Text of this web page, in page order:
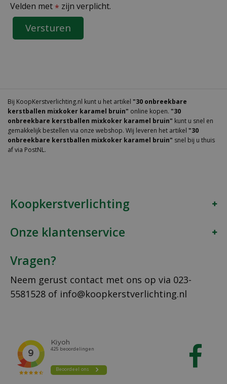
Velden met * zijn verplicht.
Bij KoopKerstverlichting.nl kunt u het artikel "30 onbreekbare
kerstballen mixkoker karamel bruin" online kopen. "30
onbreekbare kerstballen mixkoker karamel bruin" kunt u snel en
gemakkelijk bestellen via onze webshop. Wij leveren het artikel "30
onbreekbare kerstballen mixkoker karamel bruin" snel bij u thuis
af via PostNL.
Koopkerstverlichting
Onze klantenservice
Vragen?
Neem gerust contact met ons op via 023-
5581528 of info@koopkerstverlichting.nl